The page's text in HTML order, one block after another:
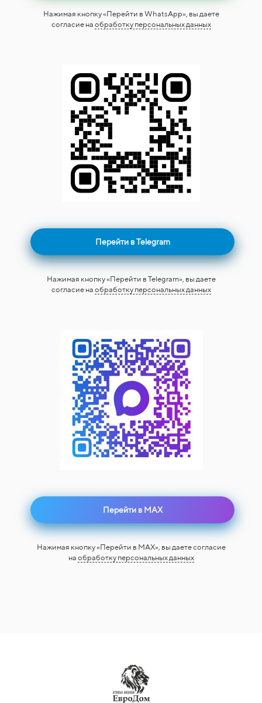
Нажимая кнопку «Перейти в WhatsApp», вы даете
согласие на обработку персональных данных
Перейти в Telegram
Нажимая кнопку «Перейти в Telegram», вы даете
согласие на обработку персональных данных
Перейти в MAX
Нажимая кнопку «Перейти в MAX», вы даете согласие
на обработку персональных данных